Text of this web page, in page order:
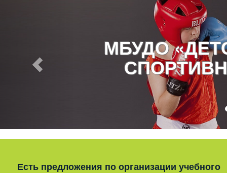
МБУДО
Есть предложения по организации учебного